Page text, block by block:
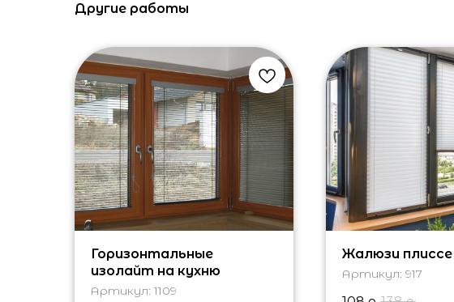
Другие работы
Горизонтальные
изолайт на кухню
Артикул: 1109
Жалюзи плиссе
Артикул: 917